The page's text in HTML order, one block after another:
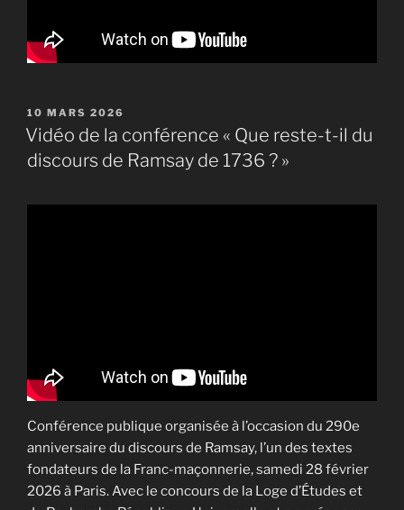
PUBLIÉ
LE
10 MARS 2026
Vidéo de la conférence « Que reste-t-il du
discours de Ramsay de 1736 ? »
Conférence publique organisée à l’occasion du 290e
anniversaire du discours de Ramsay, l’un des textes
fondateurs de la Franc-maçonnerie, samedi 28 février
2026 à Paris. Avec le concours de la Loge d’Études et